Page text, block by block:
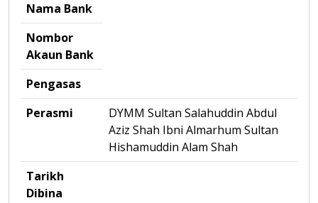
Nama Bank
Nombor
Akaun Bank
Pengasas
Perasmi
DYMM Sultan Salahuddin Abdul
Aziz Shah Ibni Almarhum Sultan
Hishamuddin Alam Shah
Tarikh
Dibina